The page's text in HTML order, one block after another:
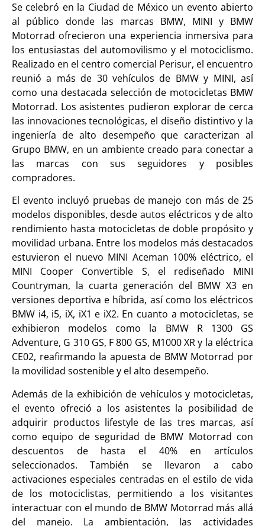
Se celebró en la Ciudad de México un evento abierto
al público donde las marcas BMW, MINI y BMW
Motorrad ofrecieron una experiencia inmersiva para
los entusiastas del automovilismo y el motociclismo.
Realizado en el centro comercial Perisur, el encuentro
reunió a más de 30 vehículos de BMW y MINI, así
como una destacada selección de motocicletas BMW
Motorrad. Los asistentes pudieron explorar de cerca
las innovaciones tecnológicas, el diseño distintivo y la
ingeniería de alto desempeño que caracterizan al
Grupo BMW, en un ambiente creado para conectar a
las marcas con sus seguidores y posibles
compradores.
El evento incluyó pruebas de manejo con más de 25
modelos disponibles, desde autos eléctricos y de alto
rendimiento hasta motocicletas de doble propósito y
movilidad urbana. Entre los modelos más destacados
estuvieron el nuevo MINI Aceman 100% eléctrico, el
MINI Cooper Convertible S, el rediseñado MINI
Countryman, la cuarta generación del BMW X3 en
versiones deportiva e híbrida, así como los eléctricos
BMW i4, i5, iX, iX1 e iX2. En cuanto a motocicletas, se
exhibieron modelos como la BMW R 1300 GS
Adventure, G 310 GS, F 800 GS, M1000 XR y la eléctrica
CE02, reafirmando la apuesta de BMW Motorrad por
la movilidad sostenible y el alto desempeño.
Además de la exhibición de vehículos y motocicletas,
el evento ofreció a los asistentes la posibilidad de
adquirir productos lifestyle de las tres marcas, así
como equipo de seguridad de BMW Motorrad con
descuentos de hasta el 40% en artículos
seleccionados. También se llevaron a cabo
activaciones especiales centradas en el estilo de vida
de los motociclistas, permitiendo a los visitantes
interactuar con el mundo de BMW Motorrad más allá
del manejo. La ambientación, las actividades